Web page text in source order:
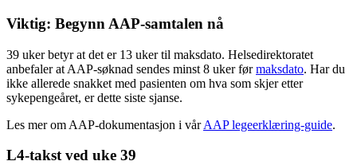
Viktig: Begynn AAP-samtalen nå
39 uker betyr at det er 13 uker til maksdato. Helsedirektoratet
anbefaler at AAP-søknad sendes minst 8 uker førmaksdato. Har du
ikke allerede snakket med pasienten om hva som skjer etter
sykepengeåret, er dette siste sjanse.
Les mer om AAP-dokumentasjon i vårAAP legeerklæring-guide.
L4-takst ved uke 39